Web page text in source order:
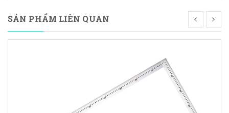
SẢN PHẨM LIÊN QUAN